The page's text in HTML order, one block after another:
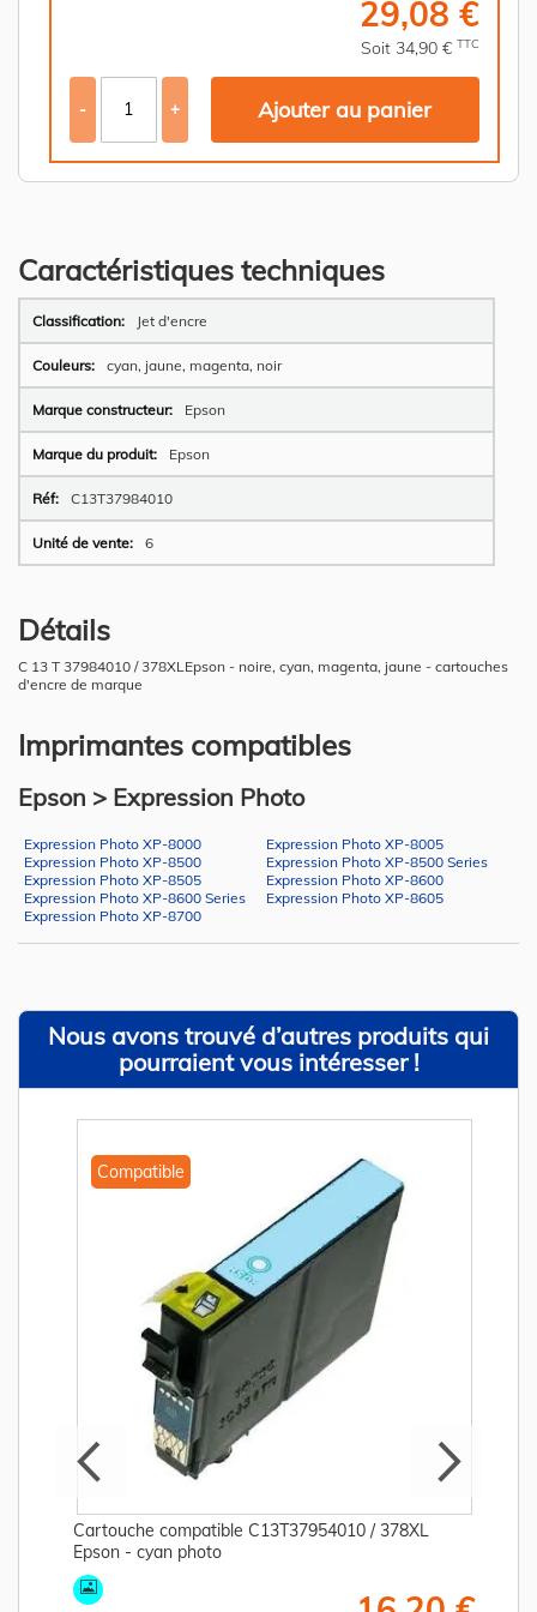
29,08 €
Soit 34,90 € TTC
- + Ajouter au panier
Caractéristiques techniques
Plus
d’information
Jet d'encre
cyan, jaune, magenta, noir
Epson
Epson
C13T37984010
6
Détails
C 13 T 37984010 / 378XLEpson - noire, cyan, magenta, jaune - cartouches
d'encre de marque
Imprimantes compatibles
Epson > Expression Photo
Expression Photo XP-8000
Expression Photo XP-8005
Expression Photo XP-8500
Expression Photo XP-8500 Series
Expression Photo XP-8505
Expression Photo XP-8600
Expression Photo XP-8600 Series
Expression Photo XP-8605
Expression Photo XP-8700
Nous avons trouvé d’autres produits qui
pourraient vous intéresser !
Compatible
Cartouche compatible C13T37954010 / 378XL
Epson - cyan photo